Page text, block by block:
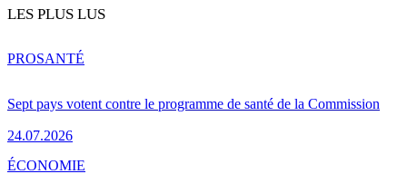
LES PLUS LUS
Sept pays votent contre le programme de santé de la Commission
24.07.2026
PROSANTÉ
ÉCONOMIE